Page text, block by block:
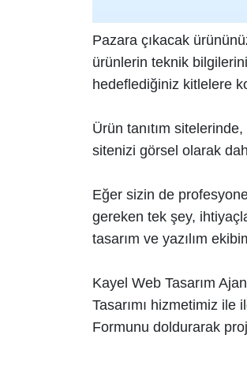
Pazara çıkacak
ürünlerin teknik
hedeflediğiniz kitlelere
Ürün tanıtım
sitenizi görsel olarak
Eğer sizin de
gereken tek şey,
tasarım ve yazılım
Kayel Web Tasarım
Tasarımı hizmetimiz
Formunu doldurarak